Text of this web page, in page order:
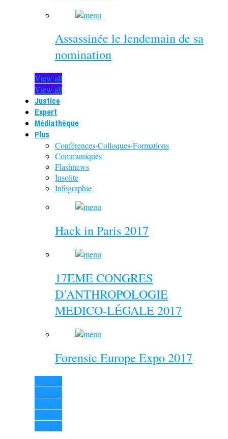
Assassinée le lendemain de sa
nomination
View all
View all
Justice
Expert
Médiathèque
Plus
Conférences-Colloques-Formations
Communiqués
Flashnews
Insolite
Infographie
Hack in Paris 2017
17EME CONGRES
D’ANTHROPOLOGIE
MEDICO-LÉGALE 2017
Forensic Europe Expo 2017
View all
View all
View all
View all
View all